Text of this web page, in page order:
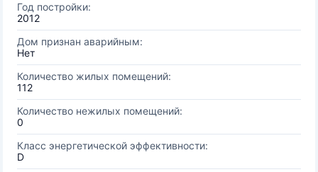
Год постройки:
2012
Дом признан аварийным:
Нет
Количество жилых помещений:
112
Количество нежилых помещений:
0
Класс энергетической эффективности:
D